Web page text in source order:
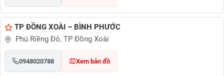
TP ĐỒNG XOÀI – BÌNH PHƯỚC
Phú Riềng Đỏ, TP Đồng Xoài
0948020788 Xem bản đồ